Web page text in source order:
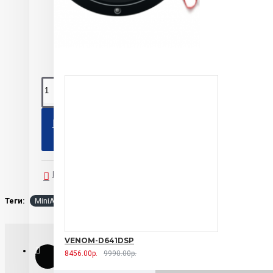
VENOM-D641DSP
8456.00р. 9990.00р.
В закладки
Теги: MiniANL 150A DL Audio